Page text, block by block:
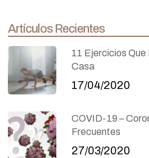
Artículos Recientes
11 Ejercicios
Casa
17/04/2020
COVID-19 –
Frecuentes
27/03/2020